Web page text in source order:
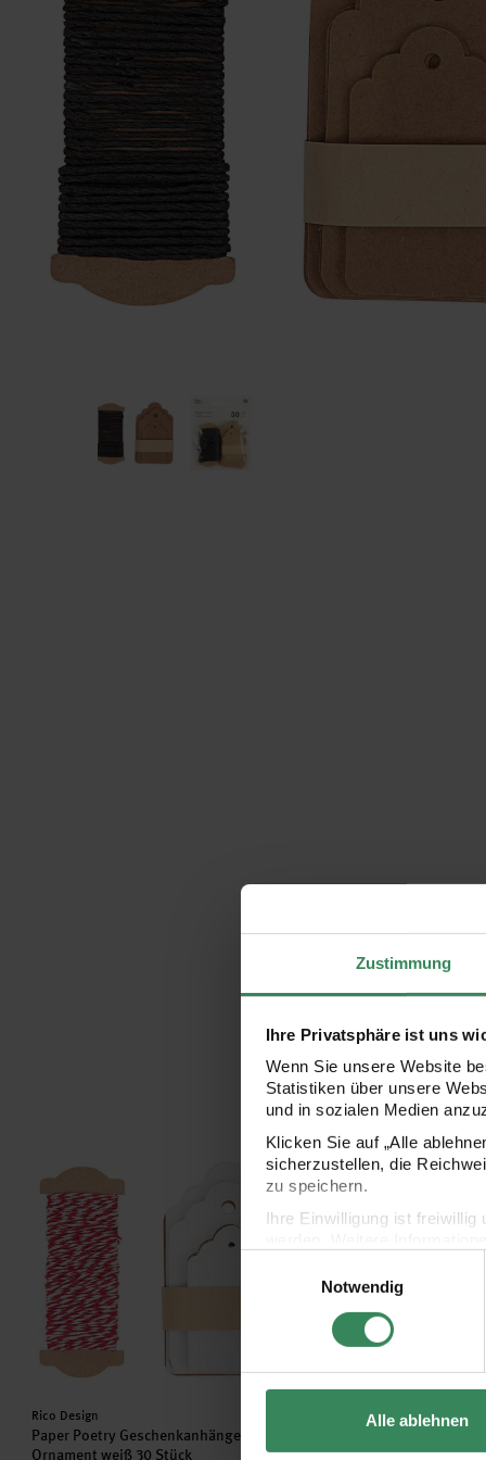
Zustimmung
Ihre Privatsphäre ist uns
Wenn Sie unsere Website
Statistiken über unsere
und in sozialen Medien
Klicken Sie auf „Alle
sicherzustellen, die
zu speichern.
Ihre Einwilligung ist freiwillig
Impressum
Datenschutz
Notwendig
Alle ablehnen
Paper Poetry Geschenkanhänger Ornament weiß 30 Stück
Hersteller:
Rico Design
Paper Poetry Geschenkanhänger
Ornament weiß 30 Stück
Paper Poetry
Hersteller:
Rico Design
Ornament schwarz 20